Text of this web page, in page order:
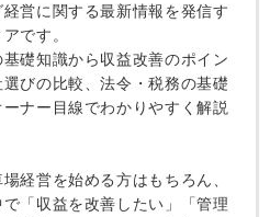
経営に関する最新情報を発信す
です。
礎知識から収益改善のポイン
選びの比較、法令・税務の基礎
ナー目線でわかりやすく解説
経営を始める方はもちろん、
「収益を改善したい」「管理